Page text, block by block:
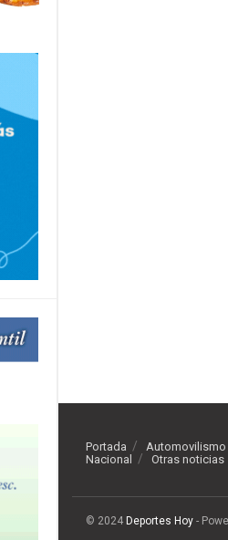
Portada Automovilismo
Nacional
Otras noticias
© 2024 Deportes Hoy -